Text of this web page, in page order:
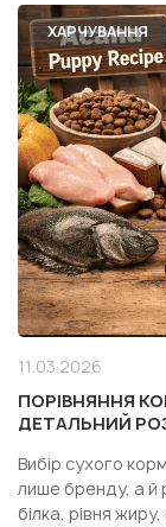
ХАРЧУВАННЯ
11.03.2026
ПОРІВНЯННЯ
ДЕТАЛЬНИЙ
Вибір сухого
лише бренду, а й
білка, рівня жиру,